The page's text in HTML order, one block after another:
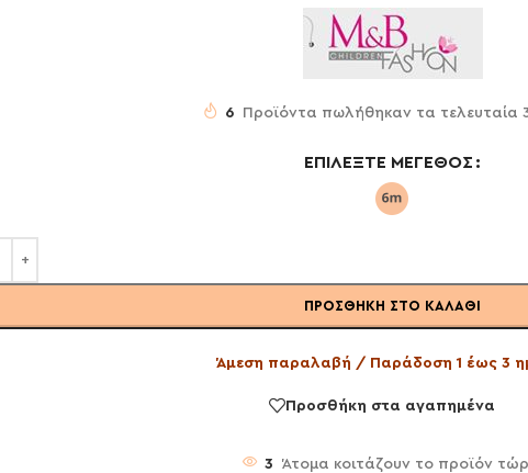
6 Προϊόντα πωλήθηκαν τα τελευταία
ΕΠΙΛΈΞΤΕ ΜΈΓΕΘΟΣ
ΠΡΟΣΘΉΚΗ ΣΤΟ ΚΑΛΆΘΙ
Άμεση παραλαβή / Παράδοση 1 έως 3
Προσθήκη στα αγαπημένα
3 Άτομα κοιτάζουν το προϊόν